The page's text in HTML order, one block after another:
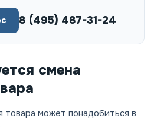
8 (495) 487-31-24
смена
товара может понадобиться в